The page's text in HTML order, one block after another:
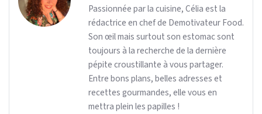
Passionnée par la cuisine, Célia est la
rédactrice en chef de Demotivateur Food.
Son œil mais surtout son estomac sont
toujours à la recherche de la dernière
pépite croustillante à vous partager.
Entre bons plans, belles adresses et
recettes gourmandes, elle vous en
mettra plein les papilles !